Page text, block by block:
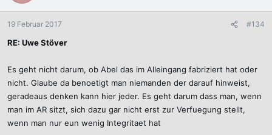
19 Februar 2017 #134
RE: Uwe Stöver
Es geht nicht darum, ob Abel das im Alleingang fabriziert hat oder
nicht. Glaube da benoetigt man niemanden der darauf hinweist,
geradeaus denken kann hier jeder. Es geht darum dass man, wenn
man im AR sitzt, sich dazu gar nicht erst zur Verfuegung stellt,
wenn man nur eun wenig Integritaet hat